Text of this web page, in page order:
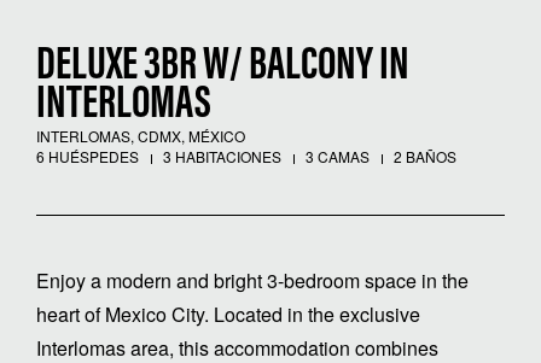
DELUXE 3BR W/ BALCONY IN
INTERLOMAS
INTERLOMAS, CDMX, MÉXICO
6 HUÉSPEDES
3 HABITACIONES 3 CAMAS 2 BAÑOS
Enjoy a modern and bright 3-bedroom space in the
heart of Mexico City. Located in the exclusive
Interlomas area, this accommodation combines